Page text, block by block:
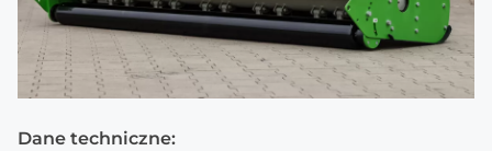
Dane techniczne: